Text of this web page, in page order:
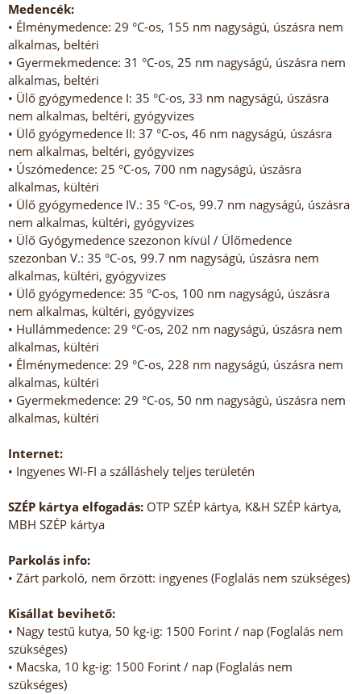
Medencék:
• Élménymedence: 29 °C-os, 155 nm nagyságú, úszásra nem
alkalmas, beltéri
• Gyermekmedence: 31 °C-os, 25 nm nagyságú, úszásra nem
alkalmas, beltéri
• Ülő gyógymedence I: 35 °C-os, 33 nm nagyságú, úszásra
nem alkalmas, beltéri, gyógyvizes
• Ülő gyógymedence II: 37 °C-os, 46 nm nagyságú, úszásra
nem alkalmas, beltéri, gyógyvizes
• Úszómedence: 25 °C-os, 700 nm nagyságú, úszásra
alkalmas, kültéri
• Ülő gyógymedence IV.: 35 °C-os, 99.7 nm nagyságú, úszásra
nem alkalmas, kültéri, gyógyvizes
• Ülő Gyógymedence szezonon kívül / Ülőmedence
szezonban V.: 35 °C-os, 99.7 nm nagyságú, úszásra nem
alkalmas, kültéri, gyógyvizes
• Ülő gyógymedence: 35 °C-os, 100 nm nagyságú, úszásra
nem alkalmas, kültéri, gyógyvizes
• Hullámmedence: 29 °C-os, 202 nm nagyságú, úszásra nem
alkalmas, kültéri
• Élménymedence: 29 °C-os, 228 nm nagyságú, úszásra nem
alkalmas, kültéri
• Gyermekmedence: 29 °C-os, 50 nm nagyságú, úszásra nem
alkalmas, kültéri
Internet:
• Ingyenes WI-FI a szálláshely teljes területén
SZÉP kártya elfogadás: OTP SZÉP kártya, K&H SZÉP kártya,
MBH SZÉP kártya
Parkolás info:
• Zárt parkoló, nem őrzött: ingyenes (Foglalás nem szükséges)
Kisállat bevihető:
• Nagy testű kutya, 50 kg-ig: 1500 Forint / nap (Foglalás nem
szükséges)
• Macska, 10 kg-ig: 1500 Forint / nap (Foglalás nem
szükséges)